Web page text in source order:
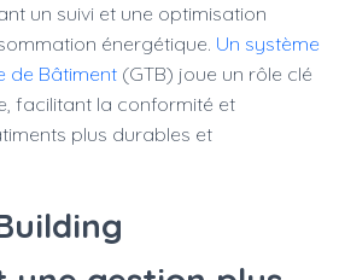
un suivi et une optimisation
énergétique. Un système
de Bâtiment (GTB) joue un rôle clé
facilitant la conformité et
plus durables et